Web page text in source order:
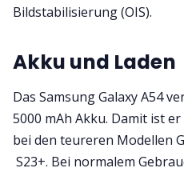
Bildstabilisierung (OIS).
Akku und Laden
Das Samsung Galaxy A54
5000 mAh Akku. Damit ist
bei den teureren Modellen
S23+. Bei normalem